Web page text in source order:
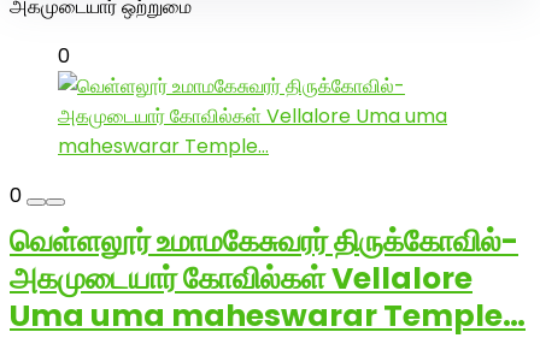
அகமுடையார் ஒற்றுமை
0
0
வெள்ளலூர் உமாமகேசுவரர் திருக்கோவில்-
அகமுடையார் கோவில்கள் Vellalore
Uma uma maheswarar Temple…